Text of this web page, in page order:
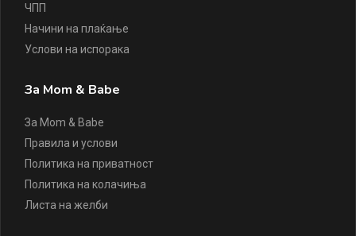
ЧПП
Начини на плаќање
Услови на испорака
За Mom & Babe
За Mom & Babe
Правила и услови
Политика на приватност
Политика на колачиња
Листа на желби